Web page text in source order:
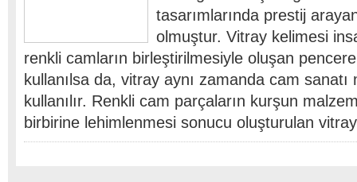
tasarımlarında prestij
olmuştur. Vitray kelimesi
renkli camların birleştirilmesiyle oluşan
kullanılsa da, vitray aynı zamanda cam sanatı
kullanılır. Renkli cam parçaların kurşun
birbirine lehimlenmesi sonucu oluşturulan